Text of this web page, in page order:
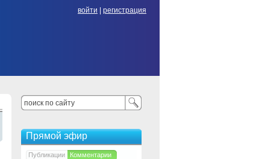
войти регистрация
Прямой эфир
Публикации Комментарии